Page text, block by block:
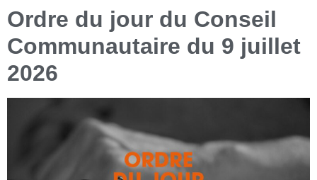
Ordre du jour du Conseil
Communautaire du 9 juillet
2026